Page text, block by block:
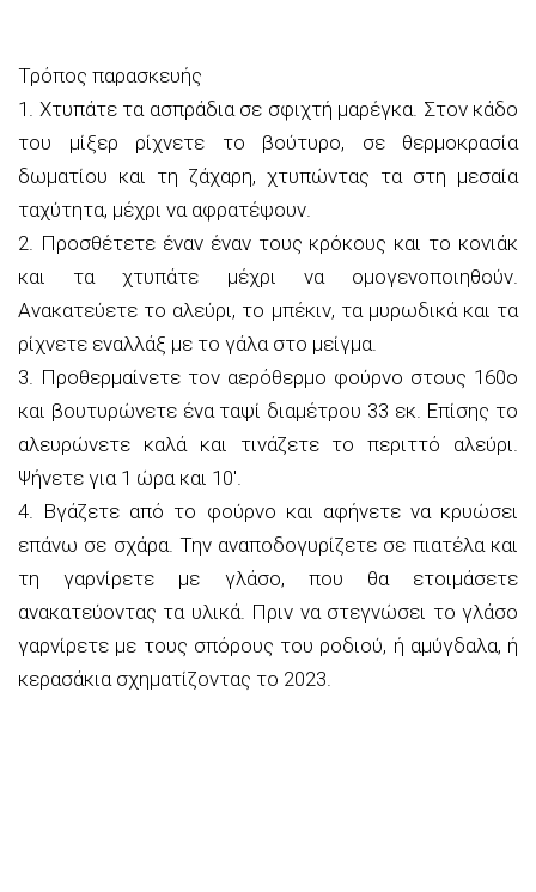
Τρόπος παρασκευής
1. Χτυπάτε τα ασπράδια σε σφιχτή μαρέγκα. Στον κάδο
του μίξερ ρίχνετε το βούτυρο, σε θερμοκρασία
δωματίου και τη ζάχαρη, χτυπώντας τα στη μεσαία
ταχύτητα, μέχρι να αφρατέψουν.
2. Προσθέτετε έναν έναν τους κρόκους και το κονιάκ
και τα χτυπάτε μέχρι να ομογενοποιηθούν.
Ανακατεύετε το αλεύρι, το μπέκιν, τα μυρωδικά και τα
ρίχνετε εναλλάξ με το γάλα στο μείγμα.
3. Προθερμαίνετε τον αερόθερμο φούρνο στους 160ο
και βουτυρώνετε ένα ταψί διαμέτρου 33 εκ. Επίσης το
αλευρώνετε καλά και τινάζετε το περιττό αλεύρι.
Ψήνετε για 1 ώρα και 10′.
4. Βγάζετε από το φούρνο και αφήνετε να κρυώσει
επάνω σε σχάρα. Την αναποδογυρίζετε σε πιατέλα και
τη γαρνίρετε με γλάσο, που θα ετοιμάσετε
ανακατεύοντας τα υλικά. Πριν να στεγνώσει το γλάσο
γαρνίρετε με τους σπόρους του ροδιού, ή αμύγδαλα, ή
κερασάκια σχηματίζοντας το 2023.